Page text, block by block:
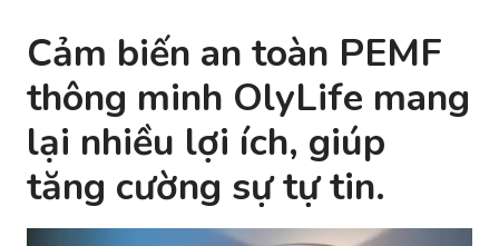
Cảm biến an toàn PEMF
thông minh OlyLife mang
lại nhiều lợi ích, giúp
tăng cường sự tự tin.